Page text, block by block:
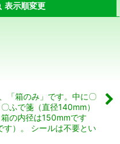
表示順変更
「箱のみ」です。中に〇
ふで箋（直径140mm）
の内径は150mmです
す）。 シールは不要とい